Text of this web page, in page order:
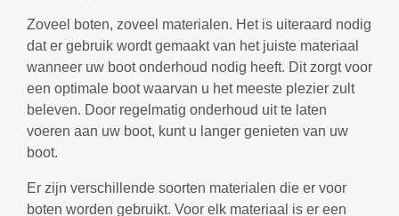
Zoveel boten, zoveel materialen. Het is uiteraard nodig
dat er gebruik wordt gemaakt van het juiste materiaal
wanneer uw boot onderhoud nodig heeft. Dit zorgt voor
een optimale boot waarvan u het meeste plezier zult
beleven. Door regelmatig onderhoud uit te laten
voeren aan uw boot, kunt u langer genieten van uw
boot.
Er zijn verschillende soorten materialen die er voor
boten worden gebruikt. Voor elk materiaal is er een